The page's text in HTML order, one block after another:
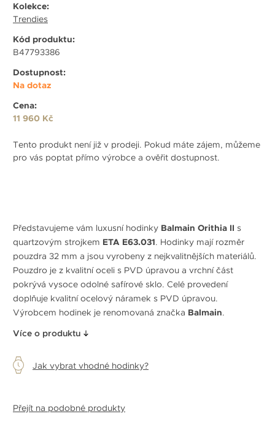
Kolekce:
Trendies
Kód produktu:
B47793386
Dostupnost:
Na dotaz
Cena:
11 960 Kč
Tento produkt není již v prodeji. Pokud máte zájem, můžeme
pro vás poptat přímo výrobce a ověřit dostupnost.
Představujeme vám luxusní hodinky Balmain Orithia II s
quartzovým strojkem ETA E63.031. Hodinky mají rozměr
pouzdra 32 mm a jsou vyrobeny z nejkvalitnějších materiálů.
Pouzdro je z kvalitní oceli s PVD úpravou a vrchní část
pokrývá vysoce odolné safírové sklo. Celé provedení
doplňuje kvalitní ocelový náramek s PVD úpravou.
Výrobcem hodinek je renomovaná značka Balmain.
Více o produktu
Jak vybrat vhodné hodinky?
Přejít na podobné produkty